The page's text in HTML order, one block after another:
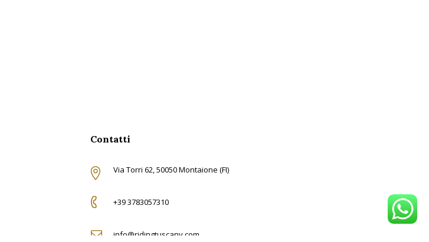
Contatti
Via Torri 62, 50050 Montaione (FI)
+39 3783057310
info@ridingtuscany.com